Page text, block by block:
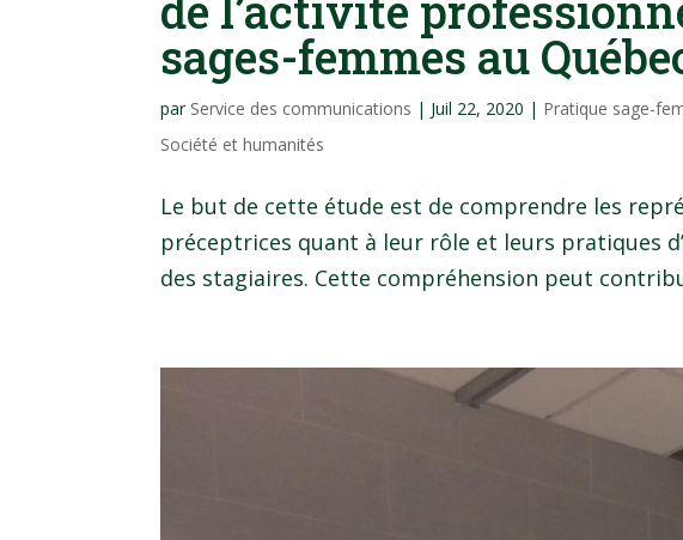
sages-femmes au
par Service des communications | Juil 22, 2020 | Pratique sage-
Société et humanités
Le but de cette étude est de comprendre les
préceptrices quant à leur rôle et leurs pratiques
des stagiaires. Cette compréhension peut